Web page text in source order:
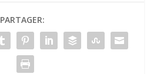
PARTAGER: